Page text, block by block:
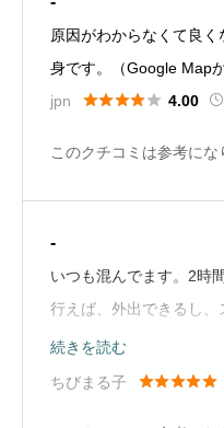
原因がわからなくて良
身です。（Google Map
jpn
 4.00
このクチコミは参考にな
-
いつも混んでます。2時
行えば、外出できるし
来るので、待つのは苦じ
る方やひざ掛けを持参し
続きを読む
ちびまる子
